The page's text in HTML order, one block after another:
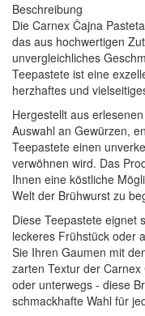
Beschreibung
Die Carnex Čajna
das aus hochwertigen
unvergleichliches
Teepastete ist eine
herzhaftes und
Hergestellt aus
Auswahl an Gewürzen,
Teepastete einen
verwöhnen wird. Das
Ihnen eine köstliche
Welt der Brühwurst zu
Diese Teepastete eignet
leckeres Frühstück oder
Sie Ihren Gaumen mit
zarten Textur der
oder unterwegs - diese
schmackhafte Wahl für